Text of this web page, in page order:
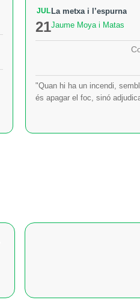
JUL
21
La metxa i l’espurna
Jaume Moya i Matas
"Quan hi ha un incendi,
és apagar el foc, sinó